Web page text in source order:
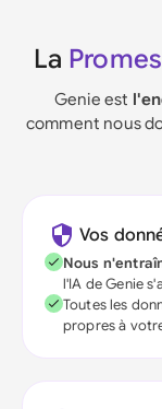
La
Genie est
comment nous
Vos
Nous
l'IA de Genie
Toutes les
propres à